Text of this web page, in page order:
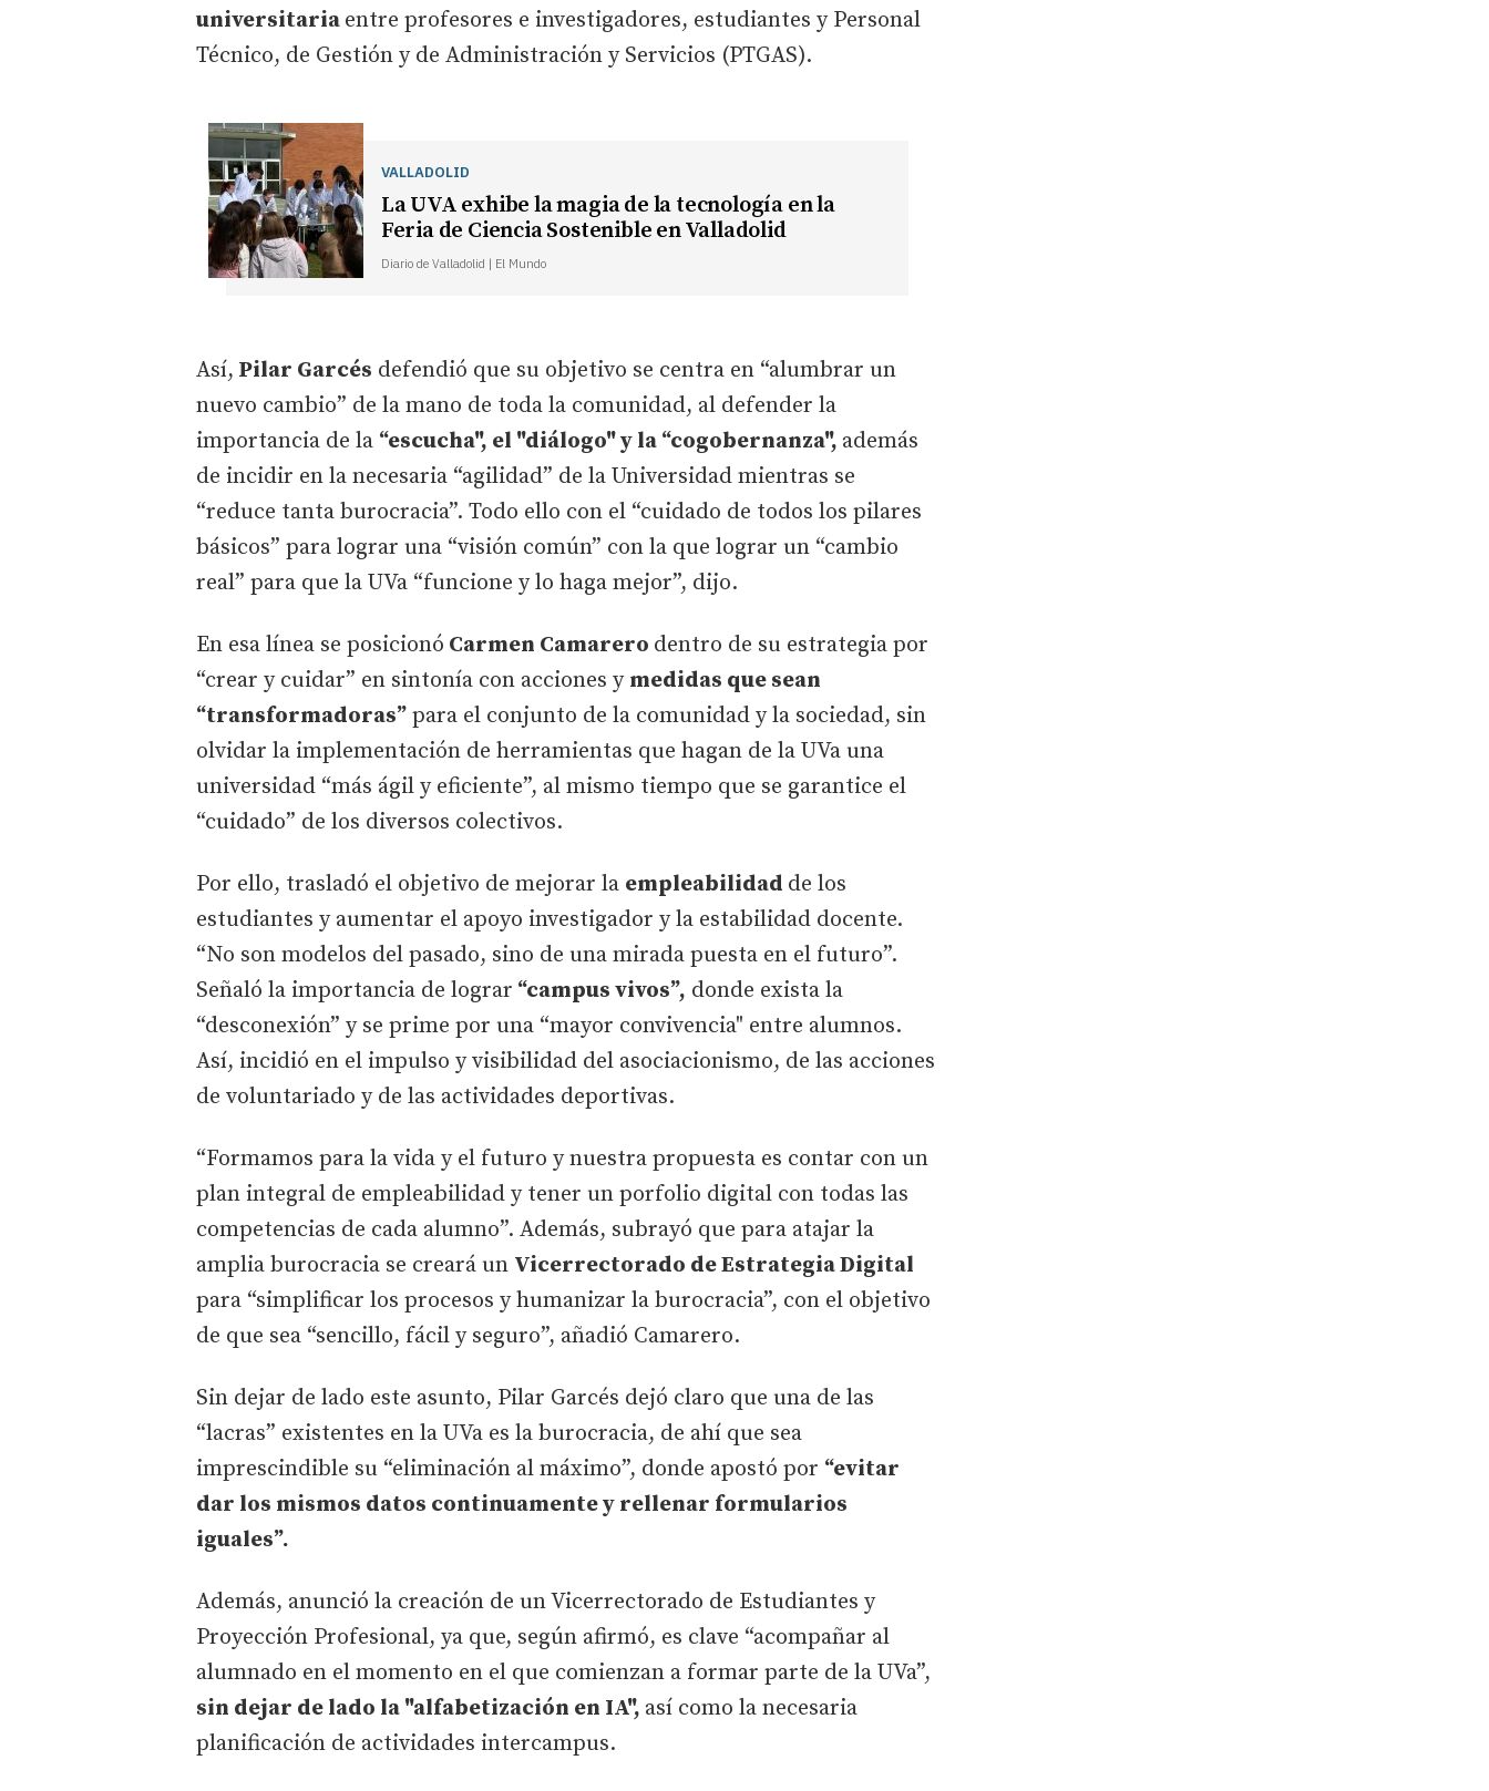
universitaria entre profesores e investigadores, estudiantes y Personal
Técnico, de Gestión y de Administración y Servicios (PTGAS).
VALLADOLID
La UVA exhibe la magia de la tecnología en la
Feria de Ciencia Sostenible en Valladolid
Diario de Valladolid | El Mundo
Así, Pilar Garcés defendió que su objetivo se centra en “alumbrar un
nuevo cambio” de la mano de toda la comunidad, al defender la
importancia de la “escucha", el "diálogo" y la “cogobernanza", además
de incidir en la necesaria “agilidad” de la Universidad mientras se
“reduce tanta burocracia”. Todo ello con el “cuidado de todos los pilares
básicos” para lograr una “visión común” con la que lograr un “cambio
real” para que la UVa “funcione y lo haga mejor”, dijo.
En esa línea se posicionó Carmen Camarero dentro de su estrategia por
“crear y cuidar” en sintonía con acciones y medidas que sean
“transformadoras” para el conjunto de la comunidad y la sociedad, sin
olvidar la implementación de herramientas que hagan de la UVa una
universidad “más ágil y eficiente”, al mismo tiempo que se garantice el
“cuidado” de los diversos colectivos.
Por ello, trasladó el objetivo de mejorar la empleabilidad de los
estudiantes y aumentar el apoyo investigador y la estabilidad docente.
“No son modelos del pasado, sino de una mirada puesta en el futuro”.
Señaló la importancia de lograr “campus vivos”, donde exista la
“desconexión” y se prime por una “mayor convivencia" entre alumnos.
Así, incidió en el impulso y visibilidad del asociacionismo, de las acciones
de voluntariado y de las actividades deportivas.
“Formamos para la vida y el futuro y nuestra propuesta es contar con un
plan integral de empleabilidad y tener un porfolio digital con todas las
competencias de cada alumno”. Además, subrayó que para atajar la
amplia burocracia se creará un Vicerrectorado de Estrategia Digital
para “simplificar los procesos y humanizar la burocracia”, con el objetivo
de que sea “sencillo, fácil y seguro”, añadió Camarero.
Sin dejar de lado este asunto, Pilar Garcés dejó claro que una de las
“lacras” existentes en la UVa es la burocracia, de ahí que sea
imprescindible su “eliminación al máximo”, donde apostó por “evitar
dar los mismos datos continuamente y rellenar formularios
iguales”.
Además, anunció la creación de un Vicerrectorado de Estudiantes y
Proyección Profesional, ya que, según afirmó, es clave “acompañar al
alumnado en el momento en el que comienzan a formar parte de la UVa”,
sin dejar de lado la "alfabetización en IA", así como la necesaria
planificación de actividades intercampus.